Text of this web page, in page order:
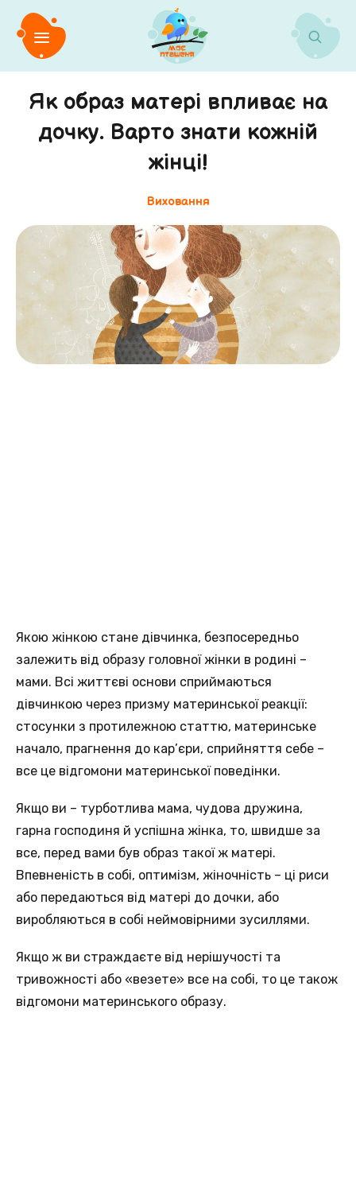
Як образ матері впливає на
дочку. Варто знати кожній
жінці!
Виховання
Якою жінкою стане дівчинка, безпосередньо
залежить від образу головної жінки в родині –
мами. Всі життєві основи сприймаються
дівчинкою через призму материнської реакції:
стосунки з протилежною статтю, материнське
начало, прагнення до кар’єри, сприйняття себе –
все це відгомони материнської поведінки.
Якщо ви – турботлива мама, чудова дружина,
гарна господиня й успішна жінка, то, швидше за
все, перед вами був образ такої ж матері.
Впевненість в собі, оптимізм, жіночність – ці риси
або передаються від матері до дочки, або
виробляються в собі неймовірними зусиллями.
Якщо ж ви страждаєте від нерішучості та
тривожності або «везете» все на собі, то це також
відгомони материнського образу.